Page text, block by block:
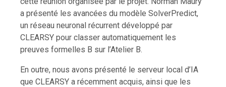
a présenté les avancées du modèle SolverPredict,
un réseau neuronal récurrent développé par
CLEARSY pour classer automatiquement les
preuves formelles B sur l’Atelier B.
En outre, nous avons présenté le serveur local d’IA
que CLEARSY a récemment acquis, ainsi que les